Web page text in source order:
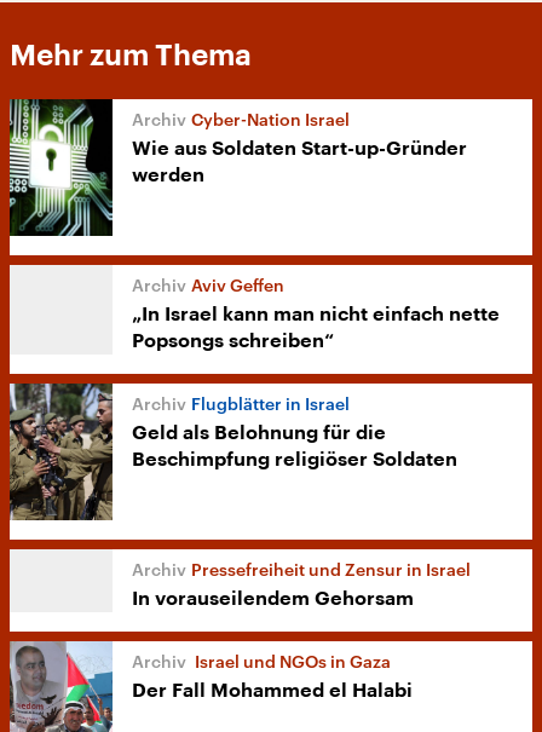
Mehr zum Thema
Cyber-Nation Israel
Wie aus Soldaten Start-up-Gründer
werden
Aviv Geffen
„In Israel kann man nicht einfach nette
Popsongs schreiben“
Flugblätter in Israel
Geld als Belohnung für die
Beschimpfung religiöser Soldaten
Pressefreiheit und Zensur in Israel
In vorauseilendem Gehorsam
Israel und NGOs in Gaza
Der Fall Mohammed el Halabi